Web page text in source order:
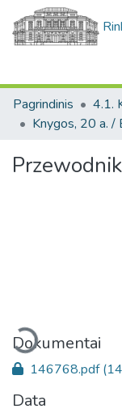
Pagrindinis
4.1.
Dokumentai
146768.pdf
Data